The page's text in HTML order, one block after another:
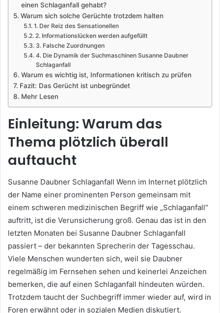
einen Schlaganfall gehabt?
Warum sich solche Gerüchte trotzdem halten
1. Der Reiz des Sensationellen
2. Informationslücken werden aufgefüllt
3. Falsche Zuordnungen
4. Die Dynamik der Suchmaschinen Susanne Daubner
Schlaganfall
Warum es wichtig ist, Informationen kritisch zu prüfen
Fazit: Das Gerücht ist unbegründet
Mehr Lesen
Einleitung: Warum das
Thema plötzlich überall
auftaucht
Susanne Daubner Schlaganfall Wenn im Internet plötzlich
der Name einer prominenten Person gemeinsam mit
einem schweren medizinischen Begriff wie „Schlaganfall“
auftritt, ist die Verunsicherung groß. Genau das ist in den
letzten Monaten bei Susanne Daubner Schlaganfall
passiert – der bekannten Sprecherin der Tagesschau.
Viele Menschen wunderten sich, weil sie Daubner
regelmäßig im Fernsehen sehen und keinerlei Anzeichen
bemerken, die auf einen Schlaganfall hindeuten würden.
Trotzdem taucht der Suchbegriff immer wieder auf, wird in
Foren erwähnt oder in sozialen Medien diskutiert.